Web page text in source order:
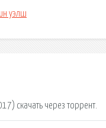
уэлш
скачать через торрент.